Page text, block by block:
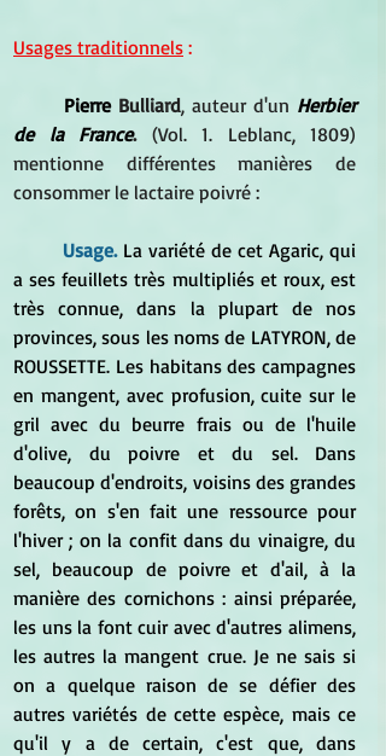
Usages traditionnels :
Pierre Bulliard, auteur d'un Herbier
de la France. (Vol. 1. Leblanc, 1809)
mentionne différentes manières de
consommer le lactaire poivré :
Usage. La variété de cet Agaric, qui
a ses feuillets très multipliés et roux, est
très connue, dans la plupart de nos
provinces, sous les noms de LATYRON, de
ROUSSETTE. Les habitans des campagnes
en mangent, avec profusion, cuite sur le
gril avec du beurre frais ou de l'huile
d'olive, du poivre et du sel. Dans
beaucoup d'endroits, voisins des grandes
forêts, on s'en fait une ressource pour
l'hiver ; on la confit dans du vinaigre, du
sel, beaucoup de poivre et d'ail, à la
manière des cornichons : ainsi préparée,
les uns la font cuir avec d'autres alimens,
les autres la mangent crue. Je ne sais si
on a quelque raison de se défier des
autres variétés de cette espèce, mais ce
qu'il y a de certain, c'est que, dans